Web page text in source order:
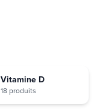
Vitamine D
18 produits